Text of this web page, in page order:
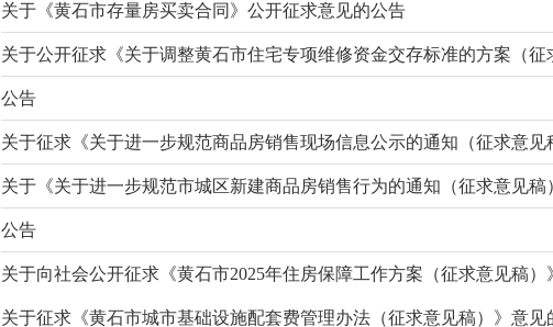
关于《黄石市存量房买卖合同》公开征求意见的公告
关于公开征求《关于调整黄石市住宅专项维修资金交存标准的方案（征
公告
关于征求《关于进一步规范商品房销售现场信息公示的通知（征求意见
关于《关于进一步规范市城区新建商品房销售行为的通知（征求意见稿
公告
关于向社会公开征求《黄石市2025年住房保障工作方案（征求意见稿）
关于征求《黄石市城市基础设施配套费管理办法（征求意见稿）》意见